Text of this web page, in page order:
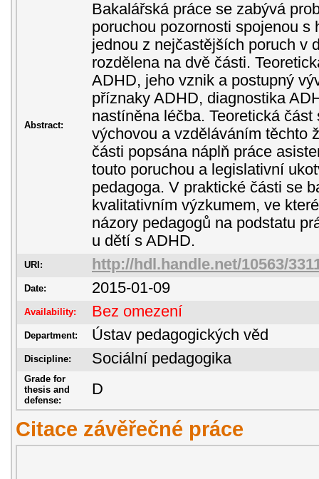
Abstract:
Bakalářská práce se zabývá
poruchou pozornosti spojenou s
jednou z nejčastějších poruch v
rozdělena na dvě části.
ADHD, jeho vznik a postupný
příznaky ADHD, diagnostika
nastíněna léčba. Teoretická část
výchovou a vzděláváním těchto
části popsána náplň práce
touto poruchou a legislativní
pedagoga. V praktické části se
kvalitativním výzkumem, ve
názory pedagogů na podstatu
u dětí s ADHD.
URI: http://hdl.handle.net/10563/
Date: 2015-01-09
Availability: Bez omezení
Department: Ústav pedagogických věd
Discipline: Sociální pedagogika
Grade for
thesis and
defense:
D
Citace závěřečné práce